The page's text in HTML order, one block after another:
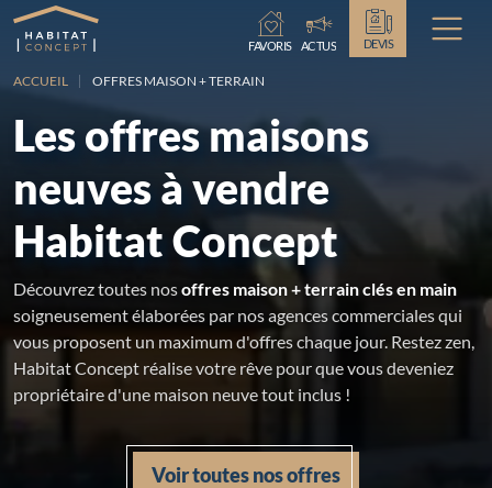
FAVORIS ACTUS DEVIS
ACCUEIL OFFRES MAISON + TERRAIN
Les offres maisons
neuves à vendre
Habitat Concept
Découvrez toutes nosoffres maison + terrain clés en main
soigneusement élaborées par nos agences commerciales qui
vous proposent un maximum d'offres chaque jour. Restez zen,
Habitat Concept réalise votre rêve pour que vous deveniez
propriétaire d'une maison neuve tout inclus !
Voir toutes nos offres